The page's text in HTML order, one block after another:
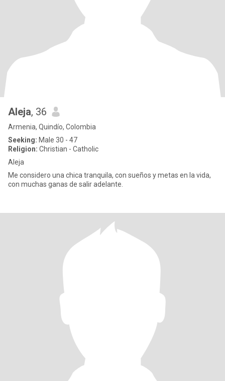
Aleja, 36
Armenia, Quindío, Colombia
Seeking: Male 30 - 47
Religion: Christian - Catholic
Aleja
Me considero una chica tranquila, con sueños y metas en la vida,
con muchas ganas de salir adelante.